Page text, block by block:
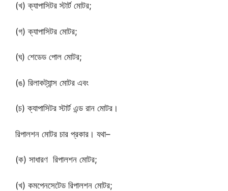
(খ) ক্যাপাসিটর স্টার্ট মোটর;
(গ) ক্যাপাসিটর মোটর;
(ঘ) শেডেড পোল মোটর;
(ঙ) রিলাকট্যান্স মোটর এবং
(চ) ক্যাপাসিটর স্টার্ট এন্ড রান মোটর।
রিপালশন মোটর চার প্রকার। যথা–
(ক) সাধারণ রিপালশন মোটর;
(খ) কমপেনসেটেড রিপালশন মোটর;